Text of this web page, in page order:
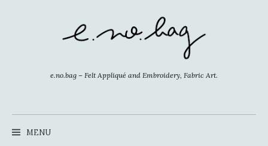
ッ
e.no.bag – Felt Appliqué and Embroidery, Fabric Art.
MENU